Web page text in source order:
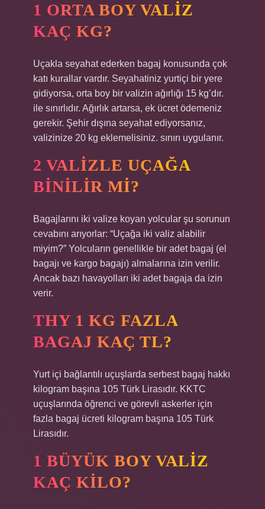
1 ORTA BOY VALIZ
KAÇ KG?
Uçakla seyahat ederken bagaj konusunda çok
katı kurallar vardır. Seyahatiniz yurtiçi bir yere
gidiyorsa, orta boy bir valizin ağırlığı 15 kg’dır.
ile sınırlıdır. Ağırlık artarsa, ek ücret ödemeniz
gerekir. Şehir dışına seyahat ediyorsanız,
valizinize 20 kg eklemelisiniz. sınırı uygulanır.
2 VALIZLE UÇAĞA
BINILIR MI?
Bagajlarını iki valize koyan yolcular şu sorunun
cevabını arıyorlar: “Uçağa iki valiz alabilir
miyim?” Yolcuların genellikle bir adet bagaj (el
bagajı ve kargo bagajı) almalarına izin verilir.
Ancak bazı havayolları iki adet bagaja da izin
verir.
THY 1 KG FAZLA
BAGAJ KAÇ TL?
Yurt içi bağlantılı uçuşlarda serbest bagaj hakkı
kilogram başına 105 Türk Lirasıdır. KKTC
uçuşlarında öğrenci ve görevli askerler için
fazla bagaj ücreti kilogram başına 105 Türk
Lirasıdır.
1 BÜYÜK BOY VALIZ
KAÇ KILO?